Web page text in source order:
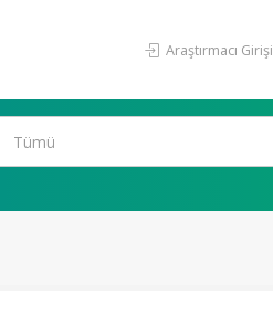
Araştırmacı Girişi